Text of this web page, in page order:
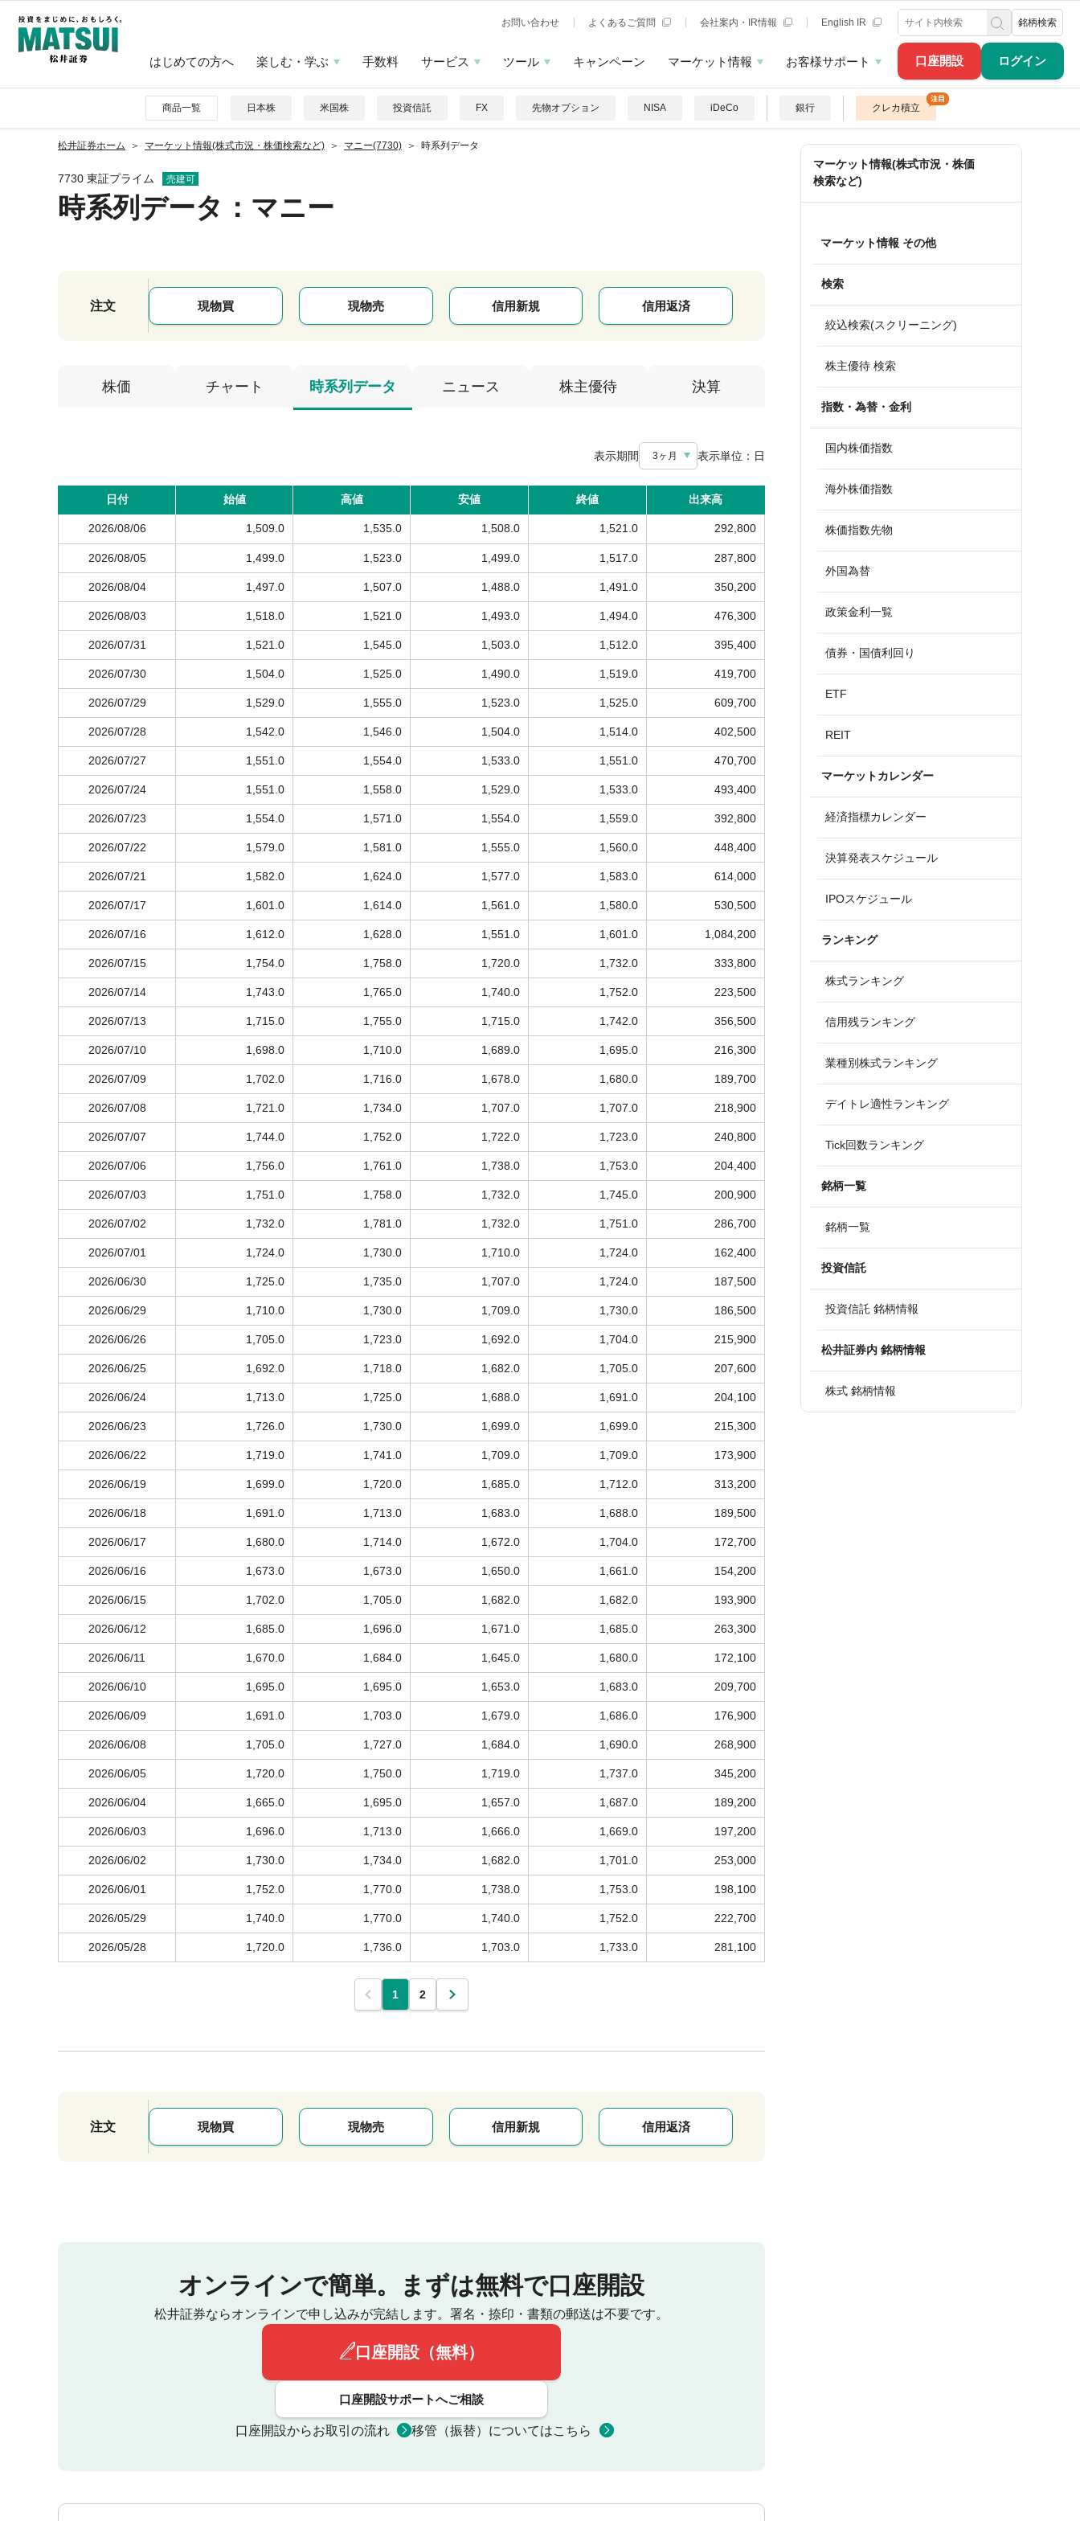
口座開設 ログイン
お問い合わせ よくあるご質問 会社案内・IR情報 English IR 銘柄検索
はじめての方へ 楽しむ・学ぶ 手数料 サービス ツール キャンペーン マーケット情報 お客様サポート
商品一覧 日本株 米国株 投資信託 FX 先物オプション NISA iDeCo 銀行 クレカ積立
松井証券ホーム マーケット情報(株式市況・株価検索など) マニー(7730) 時系列データ
7730 東証プライム 売建可
時系列データ ：マニー
注文 現物買 現物売 信用新規 信用返済
株価 チャート 時系列データ ニュース 株主優待 決算
表示期間 3ヶ月 表示単位： 日
日付 始値 高値 安値 終値 出来高
2026/08/06 1,509.0 1,535.0 1,508.0 1,521.0 292,800
2026/08/05 1,499.0 1,523.0 1,499.0 1,517.0 287,800
2026/08/04 1,497.0 1,507.0 1,488.0 1,491.0 350,200
2026/08/03 1,518.0 1,521.0 1,493.0 1,494.0 476,300
2026/07/31 1,521.0 1,545.0 1,503.0 1,512.0 395,400
2026/07/30 1,504.0 1,525.0 1,490.0 1,519.0 419,700
2026/07/29 1,529.0 1,555.0 1,523.0 1,525.0 609,700
2026/07/28 1,542.0 1,546.0 1,504.0 1,514.0 402,500
2026/07/27 1,551.0 1,554.0 1,533.0 1,551.0 470,700
2026/07/24 1,551.0 1,558.0 1,529.0 1,533.0 493,400
2026/07/23 1,554.0 1,571.0 1,554.0 1,559.0 392,800
2026/07/22 1,579.0 1,581.0 1,555.0 1,560.0 448,400
2026/07/21 1,582.0 1,624.0 1,577.0 1,583.0 614,000
2026/07/17 1,601.0 1,614.0 1,561.0 1,580.0 530,500
2026/07/16 1,612.0 1,628.0 1,551.0 1,601.0 1,084,200
2026/07/15 1,754.0 1,758.0 1,720.0 1,732.0 333,800
2026/07/14 1,743.0 1,765.0 1,740.0 1,752.0 223,500
2026/07/13 1,715.0 1,755.0 1,715.0 1,742.0 356,500
2026/07/10 1,698.0 1,710.0 1,689.0 1,695.0 216,300
2026/07/09 1,702.0 1,716.0 1,678.0 1,680.0 189,700
2026/07/08 1,721.0 1,734.0 1,707.0 1,707.0 218,900
2026/07/07 1,744.0 1,752.0 1,722.0 1,723.0 240,800
2026/07/06 1,756.0 1,761.0 1,738.0 1,753.0 204,400
2026/07/03 1,751.0 1,758.0 1,732.0 1,745.0 200,900
2026/07/02 1,732.0 1,781.0 1,732.0 1,751.0 286,700
2026/07/01 1,724.0 1,730.0 1,710.0 1,724.0 162,400
2026/06/30 1,725.0 1,735.0 1,707.0 1,724.0 187,500
2026/06/29 1,710.0 1,730.0 1,709.0 1,730.0 186,500
2026/06/26 1,705.0 1,723.0 1,692.0 1,704.0 215,900
2026/06/25 1,692.0 1,718.0 1,682.0 1,705.0 207,600
2026/06/24 1,713.0 1,725.0 1,688.0 1,691.0 204,100
2026/06/23 1,726.0 1,730.0 1,699.0 1,699.0 215,300
2026/06/22 1,719.0 1,741.0 1,709.0 1,709.0 173,900
2026/06/19 1,699.0 1,720.0 1,685.0 1,712.0 313,200
2026/06/18 1,691.0 1,713.0 1,683.0 1,688.0 189,500
2026/06/17 1,680.0 1,714.0 1,672.0 1,704.0 172,700
2026/06/16 1,673.0 1,673.0 1,650.0 1,661.0 154,200
2026/06/15 1,702.0 1,705.0 1,682.0 1,682.0 193,900
2026/06/12 1,685.0 1,696.0 1,671.0 1,685.0 263,300
2026/06/11 1,670.0 1,684.0 1,645.0 1,680.0 172,100
2026/06/10 1,695.0 1,695.0 1,653.0 1,683.0 209,700
2026/06/09 1,691.0 1,703.0 1,679.0 1,686.0 176,900
2026/06/08 1,705.0 1,727.0 1,684.0 1,690.0 268,900
2026/06/05 1,720.0 1,750.0 1,719.0 1,737.0 345,200
2026/06/04 1,665.0 1,695.0 1,657.0 1,687.0 189,200
2026/06/03 1,696.0 1,713.0 1,666.0 1,669.0 197,200
2026/06/02 1,730.0 1,734.0 1,682.0 1,701.0 253,000
2026/06/01 1,752.0 1,770.0 1,738.0 1,753.0 198,100
2026/05/29 1,740.0 1,770.0 1,740.0 1,752.0 222,700
2026/05/28 1,720.0 1,736.0 1,703.0 1,733.0 281,100
1 2
注文 現物買 現物売 信用新規 信用返済
オンラインで簡単。 まずは無料で口座開設
松井証券ならオンラインで申し込みが完結します。 署名・捺印・書類の郵送は不要です。
口座開設（無料）
口座開設サポートへご相談
口座開設からお取引の流れ 移管（振替）についてはこちら
マーケット情報(株式市況・株価
検索など)
マーケット情報 その他
検索
絞込検索(スクリーニング)
株主優待 検索
指数・為替・金利
国内株価指数
海外株価指数
株価指数先物
外国為替
政策金利一覧
債券・国債利回り
ETF
REIT
マーケットカレンダー
経済指標カレンダー
決算発表スケジュール
IPOスケジュール
ランキング
株式ランキング
信用残ランキング
業種別株式ランキング
デイトレ適性ランキング
Tick回数ランキング
銘柄一覧
銘柄一覧
投資信託
投資信託 銘柄情報
松井証券内 銘柄情報
株式 銘柄情報